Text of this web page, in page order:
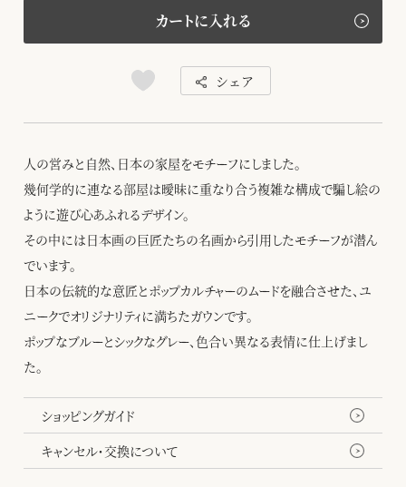
カートに入れる
シェア
人の営みと自然、日本の家屋をモチーフにしました。
幾何学的に連なる部屋は曖昧に重なり合う複雑な構成で騙し絵の
ように遊び心あふれるデザイン。
その中には日本画の巨匠たちの名画から引用したモチーフが潜ん
でいます。
日本の伝統的な意匠とポップカルチャーのムードを融合させた、ユ
ニークでオリジナリティに満ちたガウンです。
ポップなブルーとシックなグレー、色合い異なる表情に仕上げまし
た。
ショッピングガイド
キャンセル・交換について